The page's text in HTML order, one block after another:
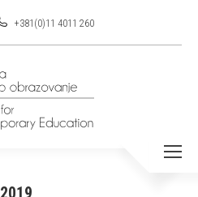
+381(0)11 4011 260
2019